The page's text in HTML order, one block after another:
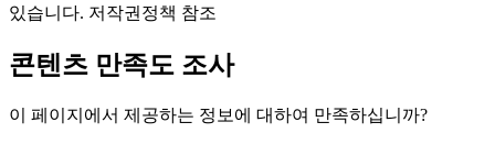
있습니다. 저작권정책 참조
콘텐츠 만족도 조사
이 페이지에서 제공하는 정보에 대하여 만족하십니까?